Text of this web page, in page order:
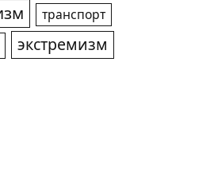
транспорт
экстремизм